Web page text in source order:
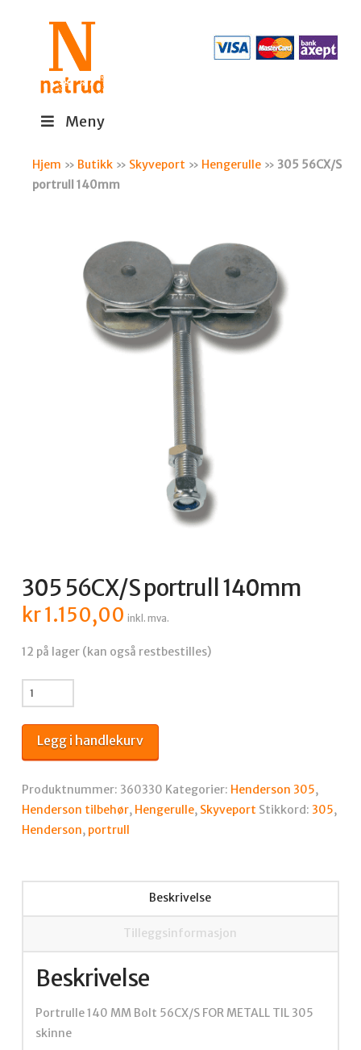
Meny
Hjem » Butikk » Skyveport » Hengerulle » 305 56CX/S
portrull 140mm
305 56CX/S portrull 140mm
kr1.150,00 inkl. mva.
12 på lager (kan også restbestilles)
305
56CX/S
portrull
140mm
Legg i handlekurv
Produktnummer: 360330 Kategorier: Henderson 305,
Henderson tilbehør, Hengerulle, Skyveport Stikkord: 305,
Henderson, portrull
Beskrivelse
Tilleggsinformasjon
Beskrivelse
Portrulle 140 MM Bolt 56CX/S FOR METALL TIL 305
skinne